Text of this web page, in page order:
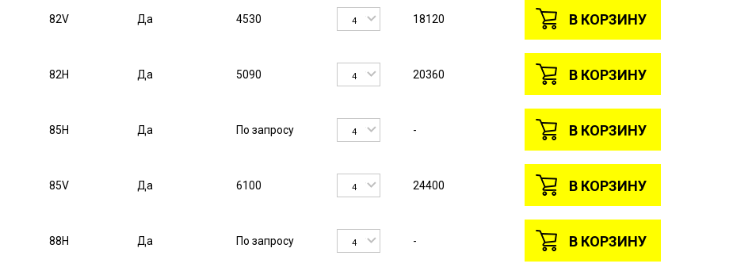
82V Да 4530 4 18120 В КОРЗИНУ
82H Да 5090 4 20360 В КОРЗИНУ
85H Да По запросу 4 - В КОРЗИНУ
85V Да 6100 4 24400 В КОРЗИНУ
88H Да По запросу 4 - В КОРЗИНУ